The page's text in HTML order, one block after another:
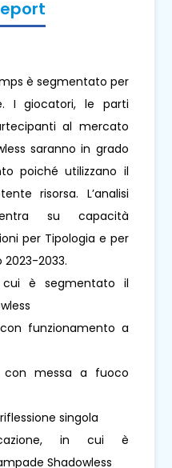
è segmentato per
I giocatori, le parti
al mercato
saranno in grado
poiché utilizzano il
risorsa. L’analisi
su capacità
per Tipologia e per
2023-2033.
è segmentato il
funzionamento a
con messa a fuoco
singola
in cui è
Shadowless